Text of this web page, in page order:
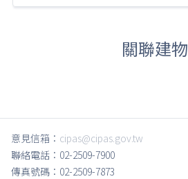
關聯建物
意見信箱： cipas@cipas.gov.tw
聯絡電話：02-2509-7900
傳真號碼：02-2509-7873